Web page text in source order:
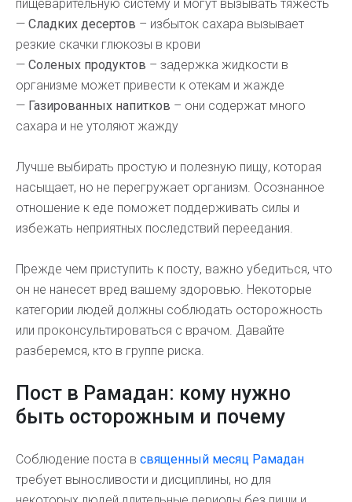
пищеварительную систему и могут вызывать тяжесть
— Сладких десертов – избыток сахара вызывает
резкие скачки глюкозы в крови
— Соленых продуктов – задержка жидкости в
организме может привести к отекам и жажде
— Газированных напитков – они содержат много
сахара и не утоляют жажду
Лучше выбирать простую и полезную пищу, которая
насыщает, но не перегружает организм. Осознанное
отношение к еде поможет поддерживать силы и
избежать неприятных последствий переедания.
Прежде чем приступить к посту, важно убедиться, что
он не нанесет вред вашему здоровью. Некоторые
категории людей должны соблюдать осторожность
или проконсультироваться с врачом. Давайте
разберемся, кто в группе риска.
Пост в Рамадан: кому нужно
быть осторожным и почему
Соблюдение поста в священный месяц Рамадан
требует выносливости и дисциплины, но для